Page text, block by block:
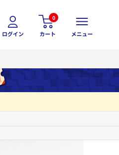
ログイン
0
カート メニュー